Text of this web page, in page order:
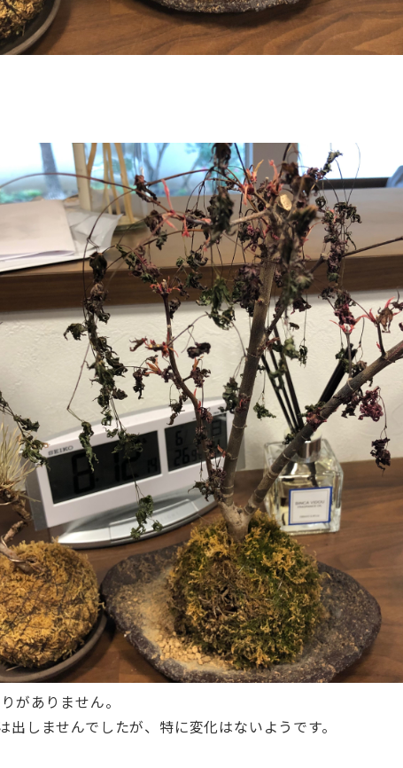
がありません。
出しませんでしたが、特に変化はないようです。